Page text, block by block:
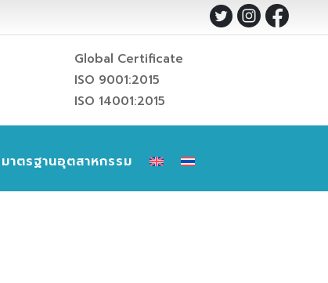
Global Certificate
ISO 9001:2015
ISO 14001:2015
มาตรฐานอุตสาหกรรม